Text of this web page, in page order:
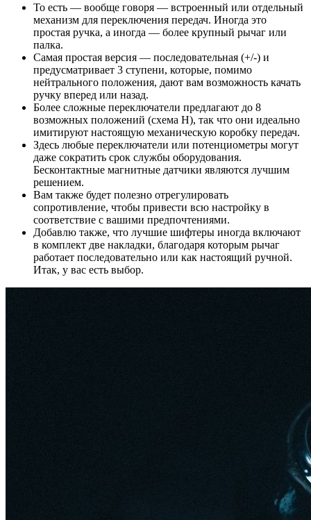
То есть — вообще говоря — встроенный или отдельный
механизм для переключения передач. Иногда это
простая ручка, а иногда — более крупный рычаг или
палка.
Самая простая версия — последовательная (+/-) и
предусматривает 3 ступени, которые, помимо
нейтрального положения, дают вам возможность качать
ручку вперед или назад.
Более сложные переключатели предлагают до 8
возможных положений (схема H), так что они идеально
имитируют настоящую механическую коробку передач.
Здесь любые переключатели или потенциометры могут
даже сократить срок службы оборудования.
Бесконтактные магнитные датчики являются лучшим
решением.
Вам также будет полезно отрегулировать
сопротивление, чтобы привести всю настройку в
соответствие с вашими предпочтениями.
Добавлю также, что лучшие шифтеры иногда включают
в комплект две накладки, благодаря которым рычаг
работает последовательно или как настоящий ручной.
Итак, у вас есть выбор.